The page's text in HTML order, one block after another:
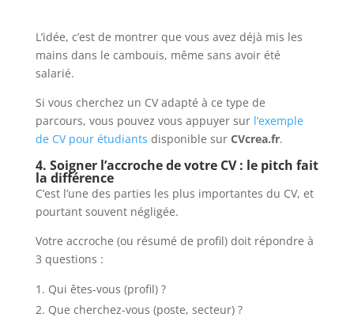
L’idée, c’est de montrer que vous avez déjà mis les
mains dans le cambouis, même sans avoir été
salarié.
Si vous cherchez un CV adapté à ce type de
parcours, vous pouvez vous appuyer sur l’exemple
de CV pour étudiants disponible sur CVcrea.fr.
4. Soigner l’accroche de votre CV : le pitch fait
la différence
C’est l’une des parties les plus importantes du CV, et
pourtant souvent négligée.
Votre accroche (ou résumé de profil) doit répondre à
3 questions :
Qui êtes-vous (profil) ?
Que cherchez-vous (poste, secteur) ?